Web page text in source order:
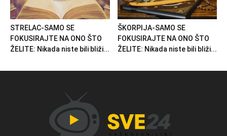
STRELAC-SAMO SE
FOKUSIRAJTE NA ONO ŠTO
ŽELITE: Nikada niste bili bliži...
ŠKORPIJA-SAMO SE
FOKUSIRAJTE NA ONO ŠTO
ŽELITE: Nikada niste bili bliži...